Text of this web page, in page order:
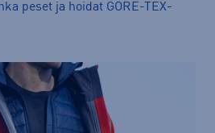
peset ja hoidat GORE-TEX-